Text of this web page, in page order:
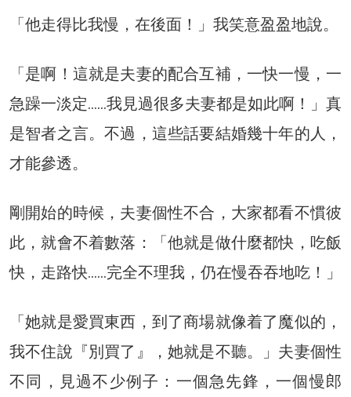
「他走得比我慢，在後面！」我笑意盈盈地說。
「是啊！這就是夫妻的配合互補，一快一慢，一
急躁一淡定……我見過很多夫妻都是如此啊！」真
是智者之言。不過，這些話要結婚幾十年的人，
才能參透。
剛開始的時候，夫妻個性不合，大家都看不慣彼
此，就會不着數落：「他就是做什麼都快，吃飯
快，走路快……完全不理我，仍在慢吞吞地吃！」
「她就是愛買東西，到了商場就像着了魔似的，
我不住說『別買了』，她就是不聽。」夫妻個性
不同，見過不少例子：一個急先鋒，一個慢郎